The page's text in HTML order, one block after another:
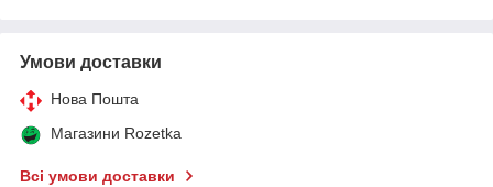
Умови доставки
Нова Пошта
Магазини Rozetka
Всі умови доставки